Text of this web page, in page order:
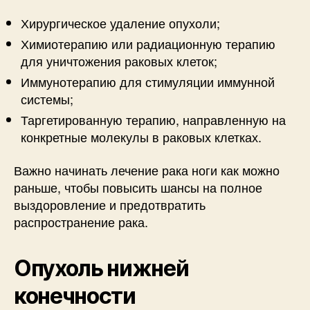
Хирургическое удаление опухоли;
Химиотерапию или радиационную терапию
для уничтожения раковых клеток;
Иммунотерапию для стимуляции иммунной
системы;
Таргетированную терапию, направленную на
конкретные молекулы в раковых клетках.
Важно начинать лечение рака ноги как можно
раньше, чтобы повысить шансы на полное
выздоровление и предотвратить
распространение рака.
Опухоль нижней
конечности